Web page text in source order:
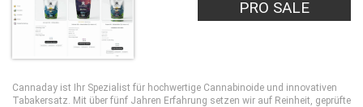
PRO SALE
Cannaday ist Ihr Spezialist für hochwertige Cannabinoide und innovativen
Tabakersatz. Mit über fünf Jahren Erfahrung setzen wir auf Reinheit, geprüfte